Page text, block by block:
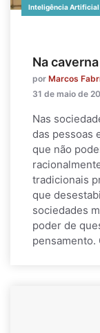
Inteligência Artificial
Na
por Marcos
31 de maio de
Nas
das pessoas
que não
tradicionais
que
sociedades
poder de